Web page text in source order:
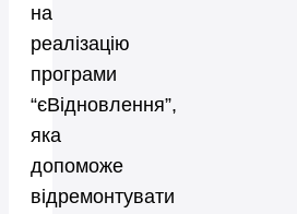
на
реалізацію
програми
“єВідновлення”,
яка
допоможе
відремонтувати